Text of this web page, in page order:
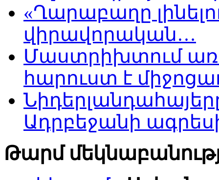
«Ղարաբաղը
վիրավորական…
Մաստրիխտում
հարուստ է
Ադրբեջանի
Թարմ